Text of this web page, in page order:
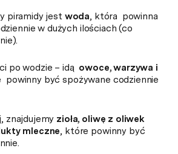
piramidy jest woda, która powinna
w dużych ilościach (co
po wodzie – idą owoce, warzywa i
powinny być spożywane codziennie
znajdujemy zioła, oliwę z oliwek
mleczne, które powinny być